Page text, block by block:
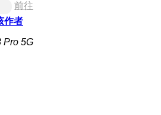
前往
作者
Pro 5G